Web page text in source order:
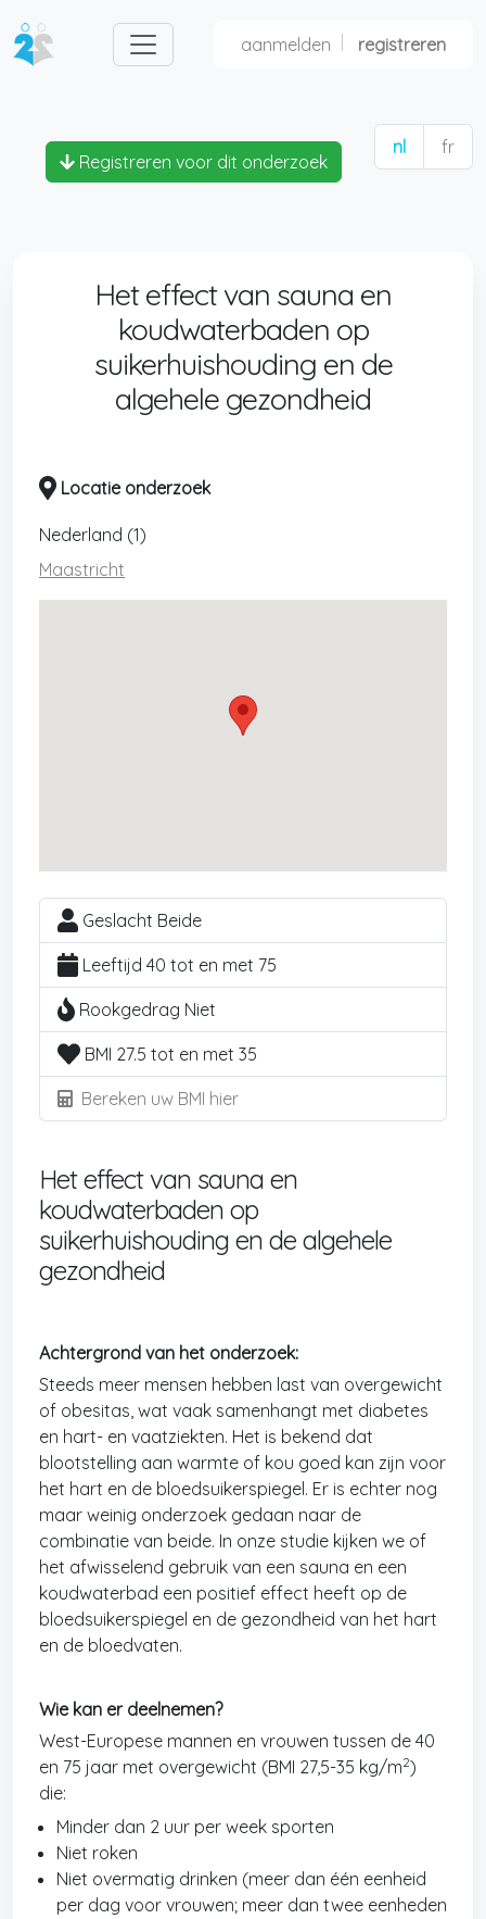
aanmelden registreren
nl fr
Registreren voor dit onderzoek
Het effect van sauna en
koudwaterbaden op
suikerhuishouding en de
algehele gezondheid
Locatie onderzoek
Nederland (1)
Maastricht
Geslacht Beide
Leeftijd 40 tot en met 75
Rookgedrag Niet
BMI 27.5 tot en met 35
Bereken uw BMI hier
Het effect van sauna en
koudwaterbaden op
suikerhuishouding en de algehele
gezondheid
Achtergrond van het onderzoek:
Steeds meer mensen hebben last van overgewicht
of obesitas, wat vaak samenhangt met diabetes
en hart- en vaatziekten. Het is bekend dat
blootstelling aan warmte of kou goed kan zijn voor
het hart en de bloedsuikerspiegel. Er is echter nog
maar weinig onderzoek gedaan naar de
combinatie van beide. In onze studie kijken we of
het afwisselend gebruik van een sauna en een
koudwaterbad een positief effect heeft op de
bloedsuikerspiegel en de gezondheid van het hart
en de bloedvaten.
Wie kan er deelnemen?
West-Europese mannen en vrouwen tussen de 40
en 75 jaar met overgewicht (BMI 27,5-35 kg/m2)
die:
Minder dan 2 uur per week sporten
Niet roken
Niet overmatig drinken (meer dan één eenheid
per dag voor vrouwen; meer dan twee eenheden